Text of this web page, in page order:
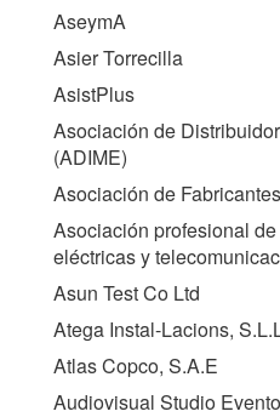
AseymA
Asier Torrecilla
AsistPlus
Asociación de
(ADIME)
Asociación de
Asociación profesional
eléctricas y
Asun Test Co Ltd
Atega Instal-Lacions,
Atlas Copco, S.A.E
Audiovisual Studio